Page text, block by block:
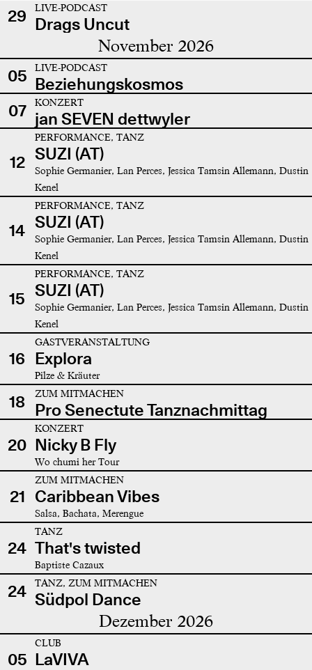
29
LIVE-PODCAST
Drags Uncut
November 2026
05 LIVE-PODCAST
Beziehungskosmos
07
KONZERT
jan SEVEN dettwyler
12
PERFORMANCE, TANZ
SUZI (AT)
Sophie Germanier, Lan Perces, Jessica Tamsin Allemann, Dustin
Kenel
14
PERFORMANCE, TANZ
SUZI (AT)
Sophie Germanier, Lan Perces, Jessica Tamsin Allemann, Dustin
Kenel
15
PERFORMANCE, TANZ
SUZI (AT)
Sophie Germanier, Lan Perces, Jessica Tamsin Allemann, Dustin
Kenel
16
GASTVERANSTALTUNG
Explora
Pilze & Kräuter
18 ZUM MITMACHEN
Pro Senectute Tanznachmittag
20
KONZERT
Nicky B Fly
Wo chumi her Tour
21
ZUM MITMACHEN
Caribbean Vibes
Salsa, Bachata, Merengue
24
TANZ
That's twisted
Baptiste Cazaux
24 TANZ, ZUM MITMACHEN
Südpol Dance
Dezember 2026
05
CLUB
LaVIVA